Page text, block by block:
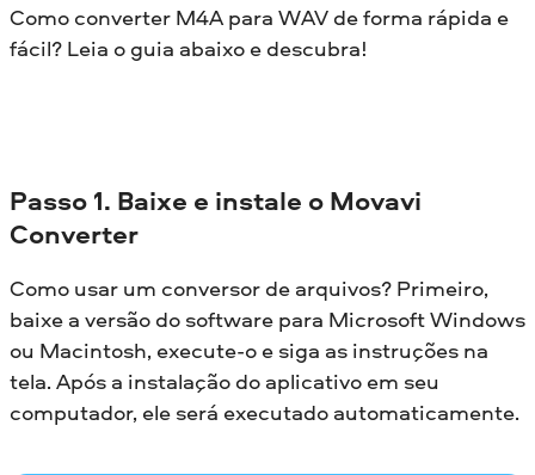
Como converter M4A para WAV de forma rápida e
fácil? Leia o guia abaixo e descubra!
Passo 1. Baixe e instale o Movavi
Converter
Como usar um conversor de arquivos? Primeiro,
baixe a versão do software para Microsoft Windows
ou Macintosh, execute-o e siga as instruções na
tela. Após a instalação do aplicativo em seu
computador, ele será executado automaticamente.